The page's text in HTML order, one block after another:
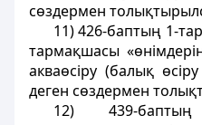
сөздермен
11) 426-баптың 1-
тармақшасы
акваөсіру (балық
деген сөздермен
12) 439-